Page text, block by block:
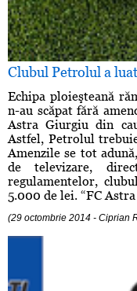
Clubul Petrolul a
Echipa ploieşteană
n-au scăpat fără
Astra Giurgiu din
Astfel, Petrolul
Amenzile se tot
de televizare,
regulamentelor,
5.000 de lei. “FC
(29 octombrie 2014 - Ciprian